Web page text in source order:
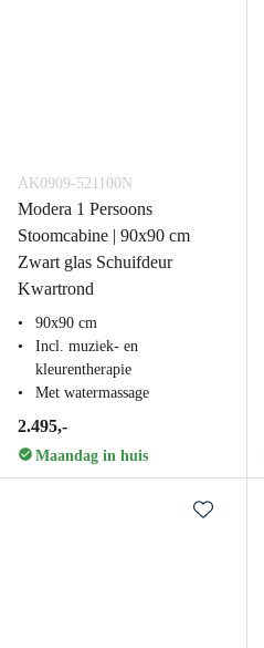
AK0909-521100N
Modera 1 Persoons
Stoomcabine | 90x90 cm
Zwart glas Schuifdeur
Kwartrond
90x90 cm
Incl. muziek- en
kleurentherapie
Met watermassage
2.495,-
Maandag in huis